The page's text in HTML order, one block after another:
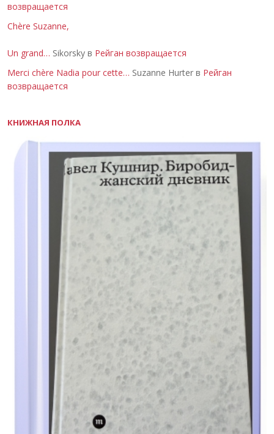
возвращается
Chère Suzanne,
Un grand… Sikorsky в Рейган возвращается
Merci chère Nadia pour cette… Suzanne Hurter в Рейган
возвращается
КНИЖНАЯ ПОЛКА